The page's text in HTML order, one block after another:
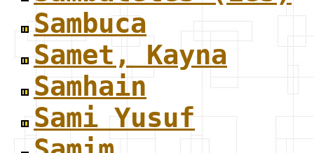
Sambuca
Samet, Kayna
Samhain
Sami Yusuf